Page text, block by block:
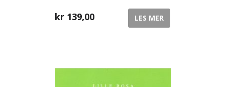
kr 139,00 LES MER